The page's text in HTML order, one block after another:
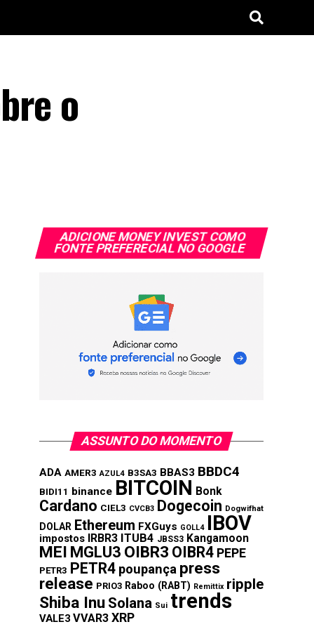
o
ADICIONE MONEY INVEST COMO
FONTE PREFERECIAL NO GOOGLE
ASSUNTO DO MOMENTO
ADA AMER3 AZUL4 B3SA3 BBAS3 BBDC4
BIDI11 binance BITCOIN Bonk
Cardano CIEL3 CVCB3 Dogecoin Dogwifhat
DOLAR Ethereum FXGuys GOLL4 IBOV
impostos IRBR3 ITUB4 JBSS3 Kangamoon
MEI MGLU3 OIBR3 OIBR4 PEPE
PETR3 PETR4 poupança press
release PRIO3 Raboo (RABT) Remittix ripple
Shiba Inu Solana Sui trends
VALE3 VVAR3 XRP